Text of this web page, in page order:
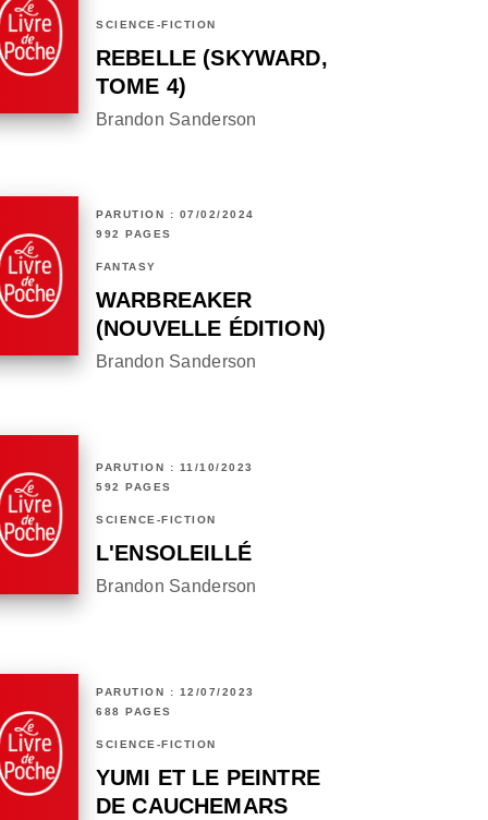
SCIENCE-FICTION
REBELLE (SKYWARD,
TOME 4)
Brandon Sanderson
PARUTION : 07/02/2024
992 PAGES
FANTASY
WARBREAKER
(NOUVELLE ÉDITION)
Brandon Sanderson
PARUTION : 11/10/2023
592 PAGES
SCIENCE-FICTION
L'ENSOLEILLÉ
Brandon Sanderson
PARUTION : 12/07/2023
688 PAGES
SCIENCE-FICTION
YUMI ET LE PEINTRE
DE CAUCHEMARS